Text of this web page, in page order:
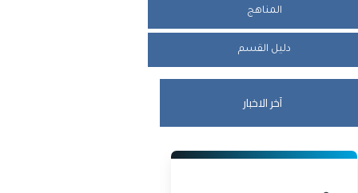
المناهج
دليل القسم
آخر الاخبار